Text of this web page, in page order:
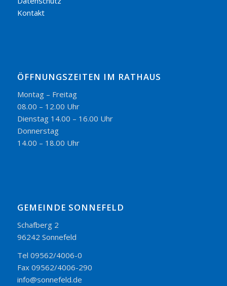
Kontakt
ÖFFNUNGSZEITEN IM RATHAUS
Montag – Freitag
08.00 – 12.00 Uhr
Dienstag 14.00 – 16.00 Uhr
Donnerstag
14.00 – 18.00 Uhr
GEMEINDE SONNEFELD
Schafberg 2
96242 Sonnefeld
Tel 09562/4006-0
Fax 09562/4006-290
info@sonnefeld.de